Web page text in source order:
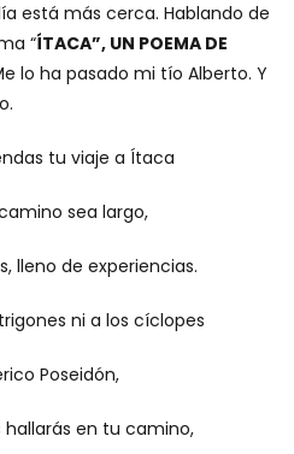
está más cerca. Hablando de
“ÍTACA”, UN POEMA DE
lo ha pasado mi tío Alberto. Y
tu viaje a Ítaca
sea largo,
lleno de experiencias.
ni a los cíclopes
Poseidón,
hallarás en tu camino,